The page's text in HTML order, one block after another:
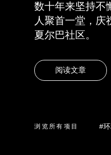
数十年来坚持不
人聚首一堂，庆
夏尔巴社区。
阅读文章
浏览所有项目 #